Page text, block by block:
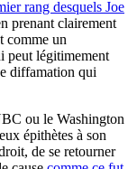
rang desquels Joe
prenant clairement
comme un
peut légitimement
diffamation qui
ou le Washington
épithètes à son
de se retourner